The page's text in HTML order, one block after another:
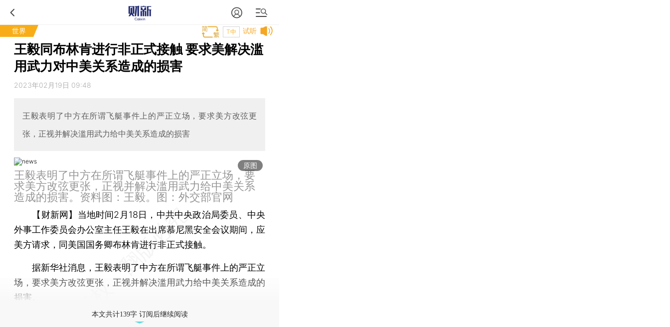
世界 试听
T中
王毅同布林肯进行非正式接触 要求美解决滥
用武力对中美关系造成的损害
2023年02月19日 09:48
王毅表明了中方在所谓飞艇事件上的严正立场，要求美方改弦更
张，正视并解决滥用武力给中美关系造成的损害
原图
王毅表明了中方在所谓飞艇事件上的严正立场，要
求美方改弦更张，正视并解决滥用武力给中美关系
造成的损害。资料图：王毅。图：外交部官网
【财新网】 当地时间2月18日，中共中央政治局委员、中央
外事工作委员会办公室主任王毅在出席慕尼黑安全会议期间，应
美方请求，同美国国务卿布林肯进行非正式接触。
据新华社消息，王毅表明了中方在所谓飞艇事件上的严正立
场，要求美方改弦更张，正视并解决滥用武力给中美关系造成的
损害。
本文共计139字 订阅后继续阅读